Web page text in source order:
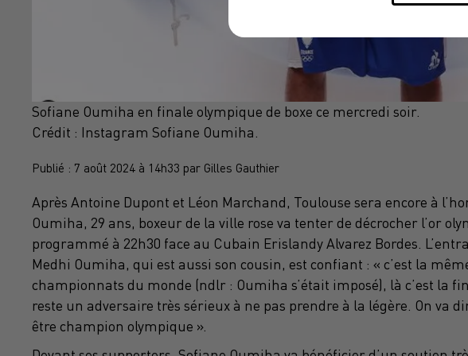
Sofiane Oumiha en finale olympique de boxe ce mercredi soir.
Crédit : Instagram Sofiane Oumiha.
Publié : 7 août 2024 à 14h33 par Gilles Gauthier
Après Antoine Dupont et Léon Marchand, Toulouse sera encore à
Oumiha, 29 ans, boxeur de la ville rose va tenter de décrocher l’or
programmé à 22h30 face au Cubain Erislandy Alvarez Bordes.
Medhi Oumiha, qui est aussi son cousin, est confiant : « c’est la
championnats du monde (ndlr : Oumiha s’était imposé), là c’est la
reste un adversaire très sérieux à ne pas prendre à la légère. On va
être champion olympique ».